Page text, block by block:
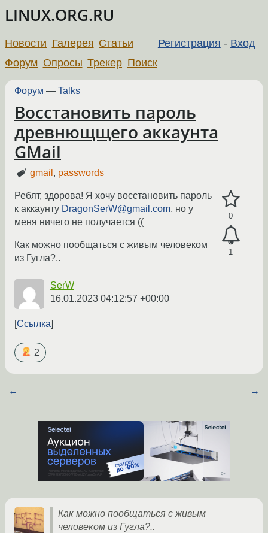
LINUX.ORG.RU
Регистрация - Вход
Новости Галерея Статьи
Форум Опросы Трекер Поиск
Форум — Talks
Восстановить пароль
древнющщего аккаунта
GMail
gmail , passwords
0
1
Ребят, здорова! Я хочу восстановить пароль
к аккаунту DragonSerW@gmail.com, но у
меня ничего не получается ((
Как можно пообщаться с живым человеком
из Гугла?..
SerW
16.01.2023 04:12:57 +00:00
Ссылка
2
← →
Как можно пообщаться с живым
человеком из Гугла?..